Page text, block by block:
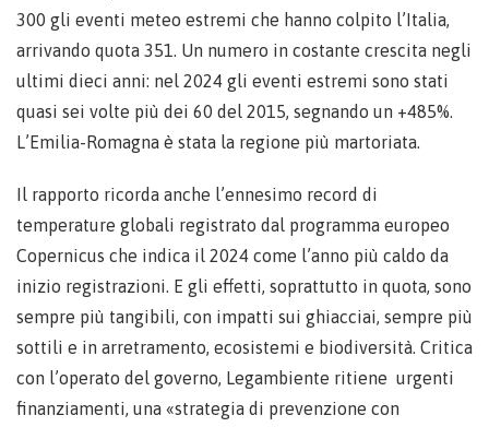
300 gli eventi meteo estremi che hanno colpito l’Italia,
arrivando quota 351. Un numero in costante crescita negli
ultimi dieci anni: nel 2024 gli eventi estremi sono stati
quasi sei volte più dei 60 del 2015, segnando un +485%.
L’Emilia-Romagna è stata la regione più martoriata.
Il rapporto ricorda anche l’ennesimo record di
temperature globali registrato dal programma europeo
Copernicus che indica il 2024 come l’anno più caldo da
inizio registrazioni. E gli effetti, soprattutto in quota, sono
sempre più tangibili, con impatti sui ghiacciai, sempre più
sottili e in arretramento, ecosistemi e biodiversità. Critica
con l’operato del governo, Legambiente ritiene urgenti
finanziamenti, una «strategia di prevenzione con